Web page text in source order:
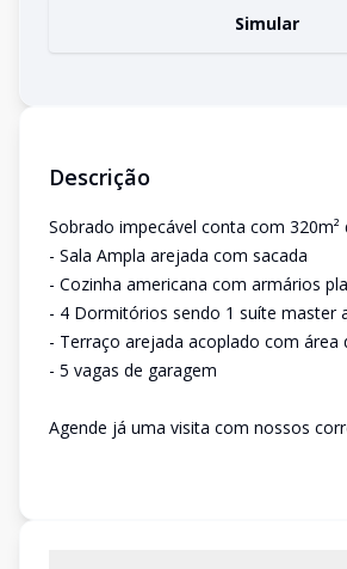
Simular
Descrição
Sobrado impecável conta com 320m²
- Sala Ampla arejada com sacada
- Cozinha americana com armários
- 4 Dormitórios sendo 1 suíte master
- Terraço arejada acoplado com área
- 5 vagas de garagem
Agende já uma visita com nossos